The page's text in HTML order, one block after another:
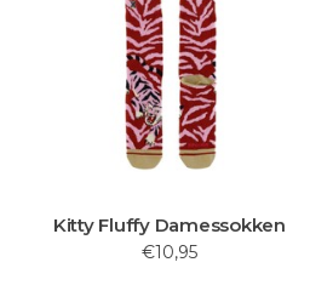
Kitty Fluffy Damessokken
€10,95